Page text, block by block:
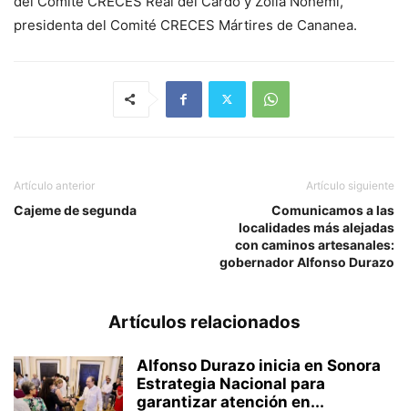
presidenta del Comité CRECES Mártires de Cananea.
Artículo anterior
Cajeme de segunda
Artículo siguiente
Comunicamos a las
localidades más alejadas
con caminos artesanales:
gobernador Alfonso Durazo
Artículos relacionados
Alfonso Durazo inicia en Sonora
Estrategia Nacional para
garantizar atención en...